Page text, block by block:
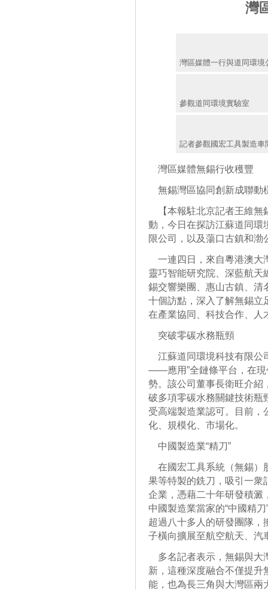
灣
灣區媒體一行與道同環境
參觀道同環境實驗室
記者參觀國宏工具製造車
灣區媒體無錫行收穫豐
無錫灣區協同創新成聯動
【本報駐北京記者王維無
動，今日在探訪江蘇道同環
限公司，以及蕩口古鎮和
一連四日，來自粵港澳大
靈巧智能研究院、深藍航天
錫交響樂團、惠山古鎮、清
十個訪點，深入了解無錫立
在產業協同、科技合作、人
突破零碳水務瓶頸
江蘇道同環境科技有限公
——應用”全鏈條平台，在現
勢。該公司董事長衛旺介紹
破多項零碳水務關鍵技術瓶
受高端製造業認可。目前，
化、規模化、市場化。
中國製造業“精刀”
在國宏工具系統（無錫）
果等特製的銑刀，吸引一衆
企業，憑藉二十年研發積澱
中國製造業當家的“中國精
超過八十多人的研發團隊
子橫向擴展至航空航天、汽
多名記者表示，無錫與大
新，這種深度融合不僅提升
能，也為長三角與大灣區兩